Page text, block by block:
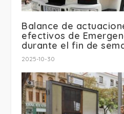
Balance de
efectivos de
durante el fin de
2025-10-30